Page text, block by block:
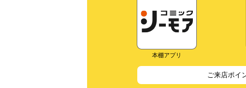
本棚アプリ
ご来店ポイ